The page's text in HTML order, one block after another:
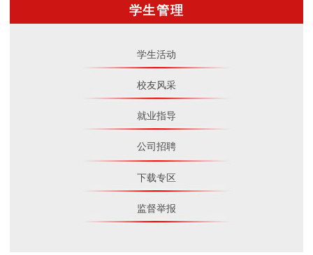
学生管理
学生活动
校友风采
就业指导
公司招聘
下载专区
监督举报